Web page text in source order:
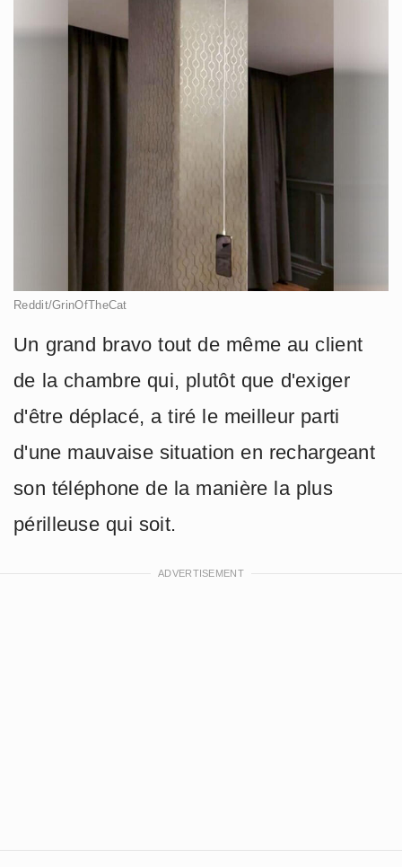
Reddit/GrinOfTheCat
Un grand bravo tout de même au client
de la chambre qui, plutôt que d'exiger
d'être déplacé, a tiré le meilleur parti
d'une mauvaise situation en rechargeant
son téléphone de la manière la plus
périlleuse qui soit.